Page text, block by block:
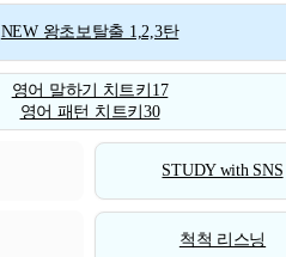
NEW 왕초보탈출 1,2,3탄
영어 말하기 치트키17
영어 패턴 치트키30
STUDY with SNS
척척 리스닝